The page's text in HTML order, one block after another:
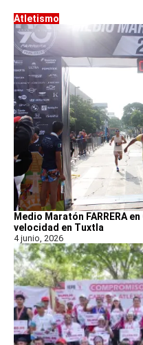
Atletismo
Medio Maratón FARRERA
velocidad en Tuxtla
4 junio, 2026